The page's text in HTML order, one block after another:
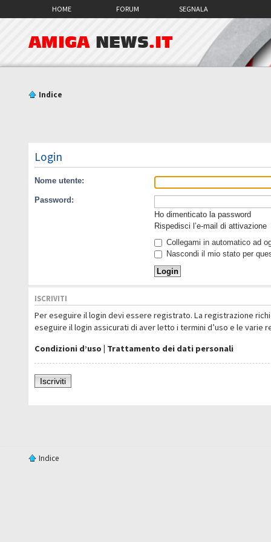
HOME FORUM SEGNALA
AMIGA NEWS.IT
Indice
Login
Nome utente:
Password:
Ho dimenticato la password
Rispedisci l’e-mail di attivazione
Collegami in automatico ad
Nascondi il mio stato per
ISCRIVITI
Per eseguire il login devi essere registrato. La registrazione
eseguire il login assicurati di aver letto i termini d’uso e le varie
Condizioni d’uso | Trattamento dei dati personali
Iscriviti
Indice